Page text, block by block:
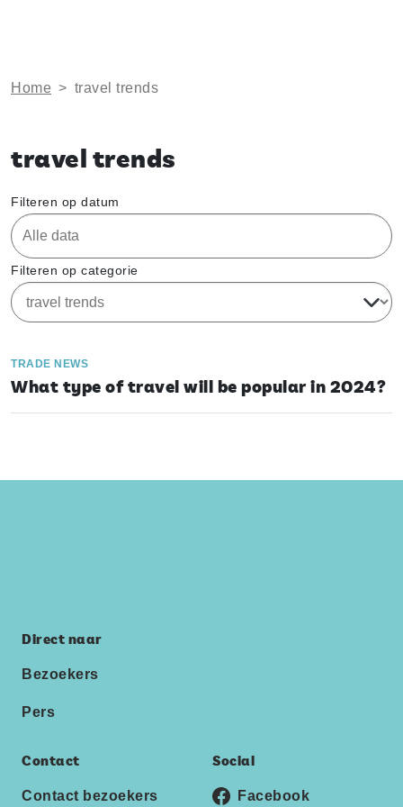
Home > travel trends
travel trends
Filteren op datum
Filteren op categorie
TRADE NEWS
What type of travel will be popular in 2024?
Direct naar
Bezoekers
Pers
Contact
Contact bezoekers
Social
Facebook